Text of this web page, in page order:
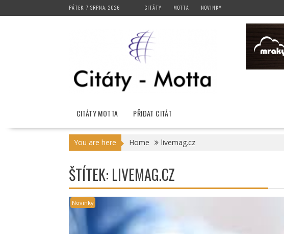
to
PÁTEK, 7 SRPNA, 2026 CITÁTY MOTTA NOVINKY
CITÁTY MOTTA PŘIDAT CITÁT
You are here Home livemag.cz
ŠTÍTEK: LIVEMAG.CZ
Novinky